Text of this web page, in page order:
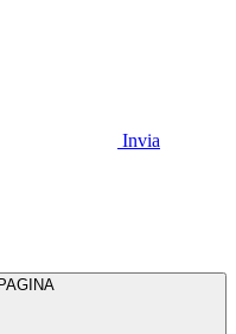
Invia